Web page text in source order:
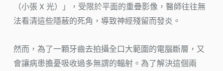
（小張 X 光）」，受限於平面的重疊影像，醫師往往無
法看清這些隱蔽的死角，導致神經殘留而發炎。
然而，為了一顆牙齒去拍攝全口大範圍的電腦斷層，又
會讓病患擔憂吸收過多無謂的輻射。為了解決這個兩